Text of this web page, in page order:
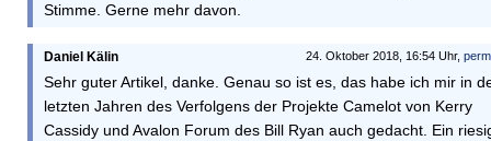
Stimme. Gerne mehr davon.
24. Oktober 2018, 16:54 Uhr,
Daniel Kälin
Sehr guter Artikel, danke. Genau so ist es, das habe ich mir in
letzten Jahren des Verfolgens der Projekte Camelot von Kerry
Cassidy und Avalon Forum des Bill Ryan auch gedacht. Ein